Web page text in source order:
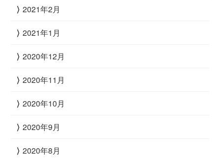
2021年2月
2021年1月
2020年12月
2020年11月
2020年10月
2020年9月
2020年8月